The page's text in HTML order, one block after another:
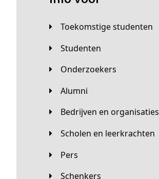
Toekomstige studenten
Studenten
Onderzoekers
Alumni
Bedrijven en organisaties
Scholen en leerkrachten
Pers
Schenkers